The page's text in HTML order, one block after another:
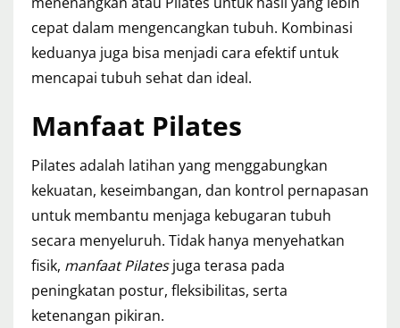
cepat dalam mengencangkan tubuh. Kombinasi
keduanya juga bisa menjadi cara efektif untuk
mencapai tubuh sehat dan ideal.
Manfaat Pilates
Pilates adalah latihan yang menggabungkan
kekuatan, keseimbangan, dan kontrol pernapasan
untuk membantu menjaga kebugaran tubuh
secara menyeluruh. Tidak hanya menyehatkan
fisik, manfaat Pilatesjuga terasa pada
peningkatan postur, fleksibilitas, serta
ketenangan pikiran.